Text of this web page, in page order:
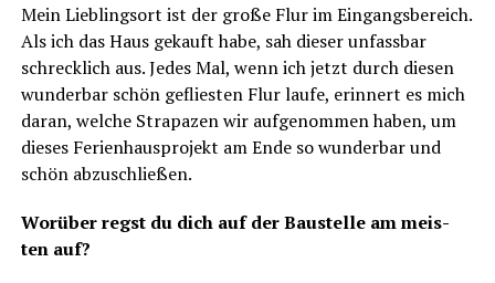
Mein Lieb­lings­ort ist der gro­ße Flur im Ein­gangs­be­reich.
Als ich das Haus gekauft habe, sah die­ser unfass­bar
schreck­lich aus. Jedes Mal, wenn ich jetzt durch die­sen
wun­der­bar schön geflies­ten Flur lau­fe, erin­nert es mich
dar­an, wel­che Stra­pa­zen wir auf­ge­nom­men haben, um
die­ses Feri­en­haus­pro­jekt am Ende so wun­der­bar und
schön abzuschließen.
Wor­über regst du dich auf der Bau­stel­le am meis­
ten auf?